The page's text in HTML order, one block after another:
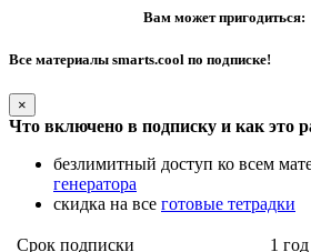
Вам может пригодиться:
Все материалы smarts.cool по подписке!
×
Что включено в подписку и как это
безлимитный доступ ко всем
генератора
скидка на все готовые тетрадки
Срок подписки 1 год